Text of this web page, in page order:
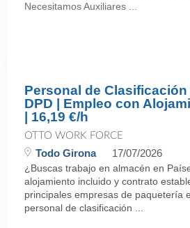
Necesitamos Auxiliares ...
Personal de Clasificación
DPD | Empleo con
| 16,19 €/h
OTTO WORK FORCE
Todo Girona 17/07/2026
¿Buscas trabajo en almacén en
alojamiento incluido y contrato
principales empresas de paquetería
personal de clasificación ...